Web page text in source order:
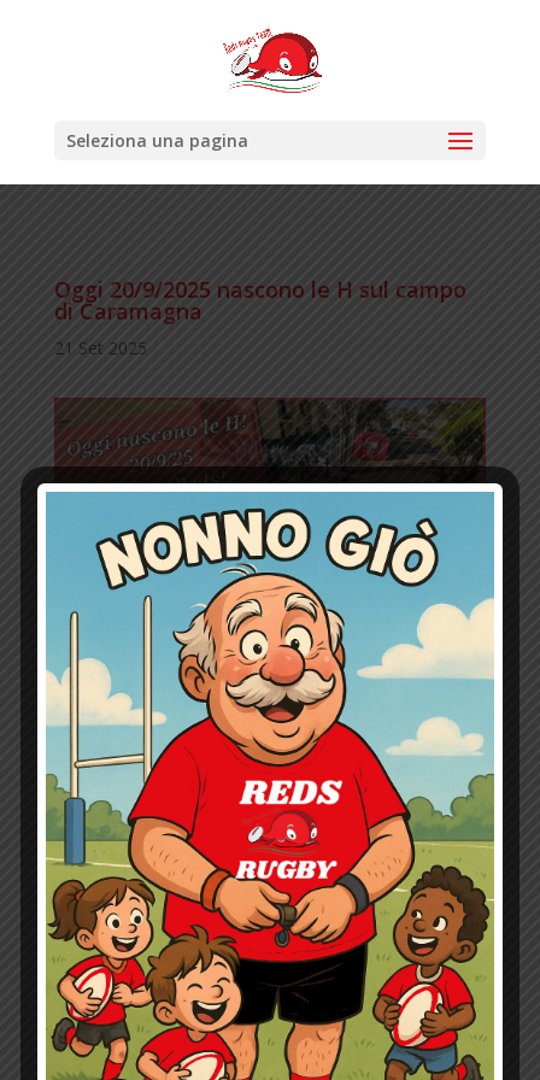
Seleziona una pagina
Oggi 20/9/2025 nascono le H sul campo
di Caramagna
21 Set 2025